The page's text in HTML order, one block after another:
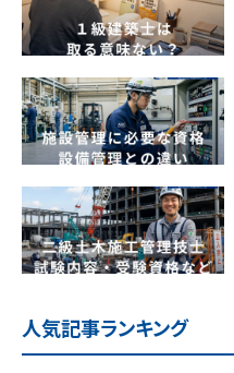
人気記事ランキング